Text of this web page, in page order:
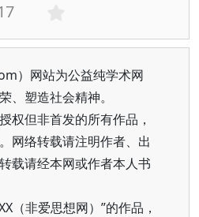
）网站为公益纯学术网
、塑造社会精神。
权但非首发的所有作品，
网络转载请注明作者、出
载请经本网或作者本人书
（非爱思想网）”的作品，